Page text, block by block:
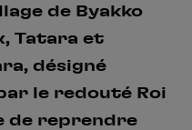
de Byakko
Tatara et
désigné
le redouté Roi
de reprendre